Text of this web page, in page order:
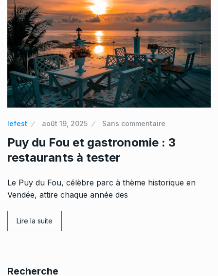
lefest août 19, 2025 Sans commentaire
Puy du Fou et gastronomie : 3
restaurants à tester
Le Puy du Fou, célèbre parc à thème historique en
Vendée, attire chaque année des
Lire la suite
Recherche